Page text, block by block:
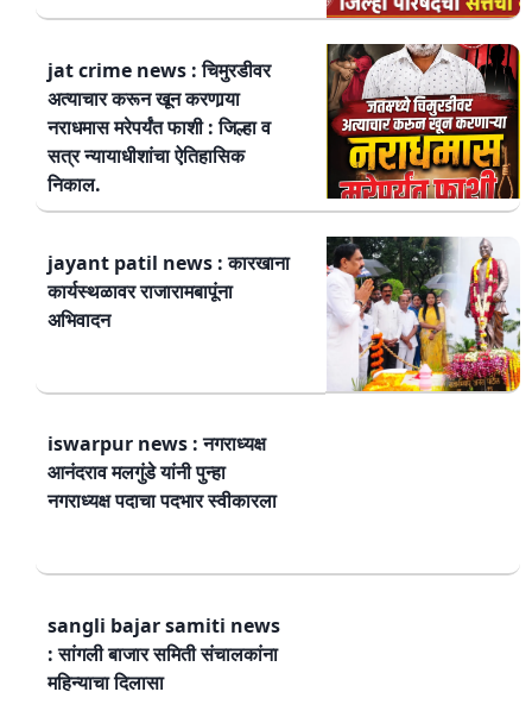
jat crime news : चिमुरडीवर
अत्याचार करून खून करणार्‍या
नराधमास मरेपर्यंत फाशी : जिल्हा व
सत्र न्यायाधीशांचा ऐतिहासिक
निकाल.
jayant patil news : कारखाना
कार्यस्थळावर राजारामबापूंना
अभिवादन
iswarpur news : नगराध्यक्ष
आनंदराव मलगुंडे यांनी पुन्हा
नगराध्यक्ष पदाचा पदभार स्वीकारला
sangli bajar samiti news
: सांगली बाजार समिती संचालकांना
महिन्याचा दिलासा